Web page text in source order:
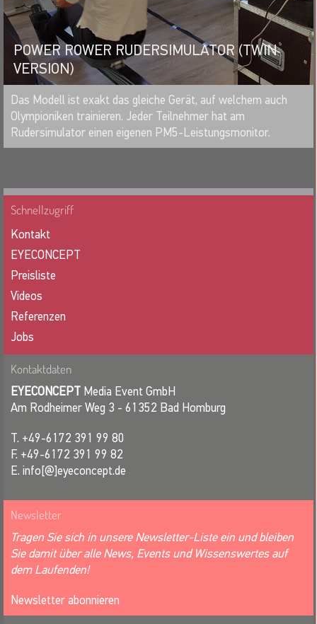
POWER ROWER RUDERSIMULATOR (TWIN
VERSION)
MERKEN
Das Modell ist exakt das gleiche Gerät, auf welchem auch
Olympioniken trainieren. Jeder Teilnehmer hat am
Rudersimulator einen eigenen PM5-Leistungsmonitor.
Schnellzugriff
Kontakt
EYECONCEPT
Preisliste
Videos
Referenzen
Jobs
Kontaktdaten
EYECONCEPT Media Event GmbH
Am Rodheimer Weg 3 - 61352 Bad Homburg
T. +49-6172 391 99 80
F. +49-6172 391 99 82
E. info[@]eyeconcept.de
Newsletter
Tragen Sie sich in unsere Newsletter-Liste ein und bleiben
Sie damit über alle News, Events und Wissenswertes auf
dem Laufenden!
Newsletter abonnieren